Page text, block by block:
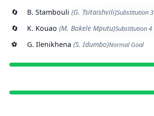
🔄 B. Stambouli (G. Tsitaishvili)Substitution 3
🔄 K. Kouao (M. Bokele Mputu)Substitution 4
⚽ G. Ilenikhena (S. Idumbo)Normal Goal